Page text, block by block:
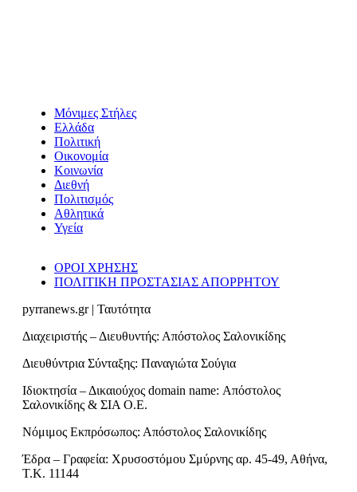
Μόνιμες Στήλες
Ελλάδα
Πολιτική
Οικονομία
Κοινωνία
Διεθνή
Πολιτισμός
Αθλητικά
Υγεία
ΟΡΟΙ ΧΡΗΣΗΣ
ΠΟΛΙΤΙΚΗ ΠΡΟΣΤΑΣΙΑΣ ΑΠΟΡΡΗΤΟΥ
pyrranews.gr | Ταυτότητα
Διαχειριστής – Διευθυντής: Απόστολος Σαλονικίδης
Διευθύντρια Σύνταξης: Παναγιώτα Σούγια
Ιδιοκτησία – Δικαιούχος domain name: Απόστολος
Σαλονικίδης & ΣΙΑ Ο.Ε.
Νόμιμος Εκπρόσωπος: Απόστολος Σαλονικίδης
Έδρα – Γραφεία: Χρυσοστόμου Σμύρνης αρ. 45-49, Αθήνα,
Τ.Κ. 11144